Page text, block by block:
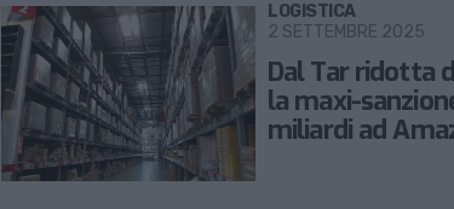
Dal Tar ridotta
la maxi-
miliardi ad
LOGISTICA
2 SETTEMBRE 2025